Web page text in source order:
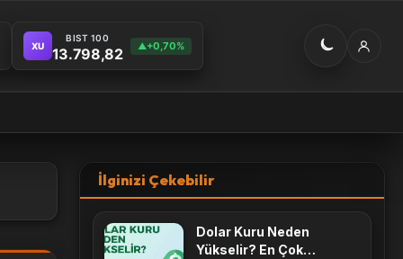
XU
BIST 100
13.798,82 ▲+0,70%
İlginizi Çekebilir
Dolar Kuru Neden
Yükselir? En Çok